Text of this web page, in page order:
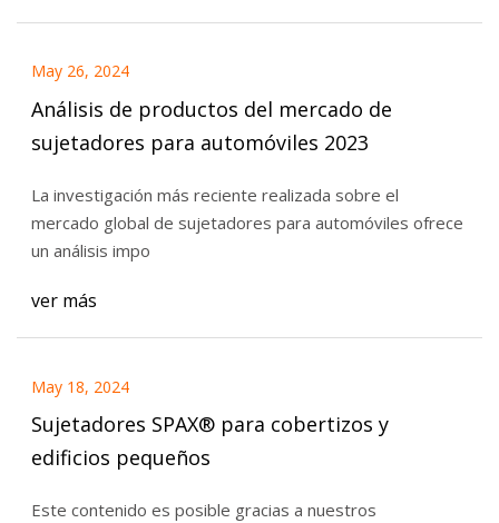
May 26, 2024
Análisis de productos del mercado de
sujetadores para automóviles 2023
La investigación más reciente realizada sobre el
mercado global de sujetadores para automóviles ofrece
un análisis impo
ver más
May 18, 2024
Sujetadores SPAX® para cobertizos y
edificios pequeños
Este contenido es posible gracias a nuestros